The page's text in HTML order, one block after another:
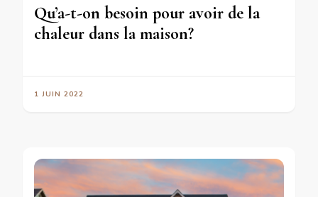
Qu’a-t-on besoin pour avoir de la
chaleur dans la maison?
1 JUIN 2022